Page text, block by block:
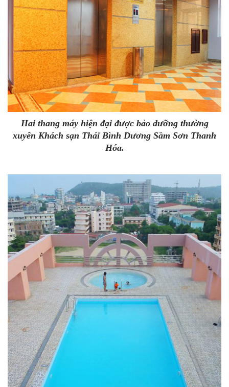
Hai thang máy hiện đại được bảo dưỡng thường
xuyên Khách sạn Thái Bình Dương Sầm Sơn Thanh
Hóa.